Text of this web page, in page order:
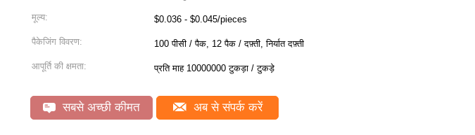
मूल्य: $0.036 - $0.045/pieces
पैकेजिंग विवरण: 100 पीसी / पैक, 12 पैक / दफ़्ती, निर्यात दफ़्ती
आपूर्ति की क्षमता: प्रति माह 10000000 टुकड़ा / टुकड़े
सबसे अच्छी कीमत अब से संपर्क करें